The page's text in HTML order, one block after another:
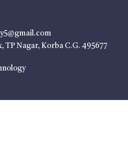
TP Nagar, Korba C.G. 495677